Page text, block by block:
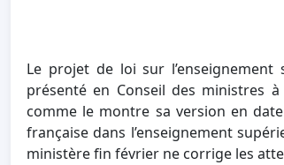
Le projet de loi sur
présenté en Conseil des ministres
comme le montre sa version en
française dans l’enseignement
ministère fin février ne corrige les